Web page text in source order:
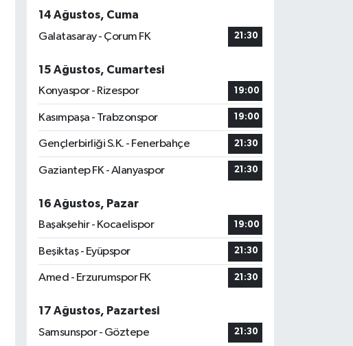
14 Ağustos, Cuma
Galatasaray - Çorum FK
21:30
15 Ağustos, Cumartesi
Konyaspor - Rizespor
19:00
Kasımpaşa - Trabzonspor 19:00
Gençlerbirliği S.K. - Fenerbahçe 21:30
Gaziantep FK - Alanyaspor 21:30
16 Ağustos, Pazar
Başakşehir - Kocaelispor
19:00
Beşiktaş - Eyüpspor 21:30
Amed - Erzurumspor FK 21:30
17 Ağustos, Pazartesi
Samsunspor - Göztepe
21:30